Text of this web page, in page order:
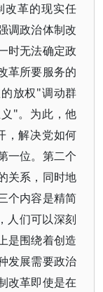
改革的现实任
调政治体制改
时无法确定政
革所要服务的
放权"调动群
"。为此，他
，解决党如何
一位。第二个
关系，同时地
个内容是精简
们可以深刻
是围绕着创造
发展需要政治
改革即使是在